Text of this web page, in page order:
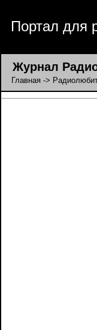
Портал для
Журнал Радио
Главная ->